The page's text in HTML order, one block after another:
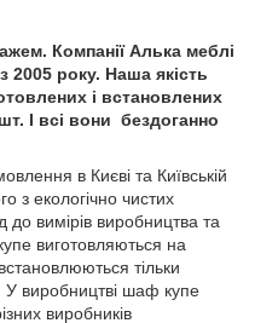
Компанії Алька меблі
2005 року. Наша якість
і встановлених
І всі вони бездоганно
в Києві та Київській
з екологічно чистих
до вимірів виробництва та
виготовляються на
тільки
У виробництві шаф купе
виробників